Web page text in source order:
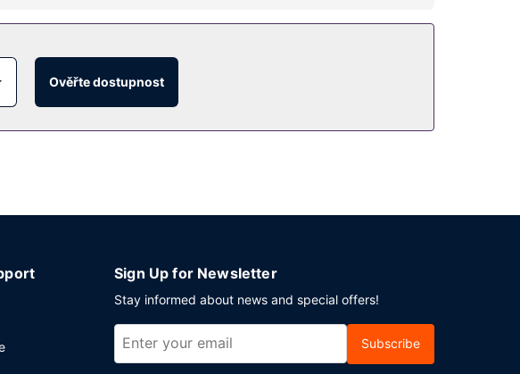
mezi něž patří mimo jiné venkovní bazén a fitness centrum s
služby a možnost nákupu (v rámci hotelu).
24hodinovou pokojovou službu. Hotel podává denně od 7:00
Ověřte dostupnost
Sign Up for Newsletter
Stay informed about news and special offers!
Subscribe